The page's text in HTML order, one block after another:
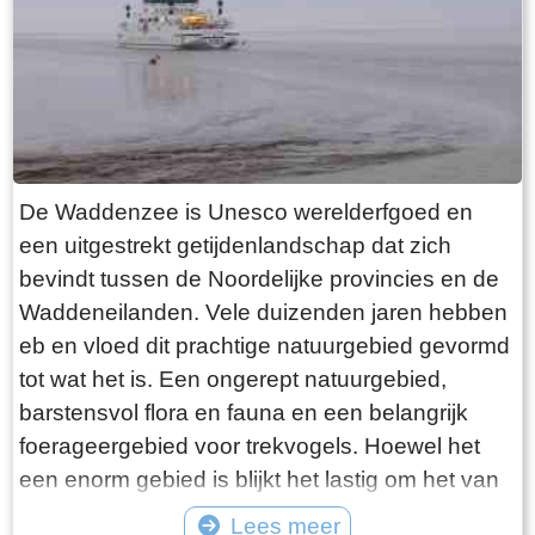
want deze is aan de binnenkant ook de moeite
waard. Er hangt een aantal historische houten
rouwborden aan de muur. In de huizen brandt
licht en de kachel. Aan de andere kant van de
terp loop je weer naar beneden, nu via voetpad
van gele klinkers. Als je daarna links aanhoudt
kom je gewoon weer uit waar je bent begonnen.
Het is moeilijk voor te stellen dat een dergelijk
terp ooit door mensenhanden is gemaakt.
Terpen hadden een belangrijke functie als
bescherming tegen overstromingen vanuit zee.
Na de aanleg van dijken werden ze, ontdaan
van hun nut, voor het grootste deel weer
afgegraven. De vruchtbare grond naar elders
verscheept. Hoe rigoureus deze vorm van
De Waddenzee is Unesco werelderfgoed en
een uitgestrekt getijdenlandschap dat zich
bevindt tussen de Noordelijke provincies en de
Waddeneilanden. Vele duizenden jaren hebben
eb en vloed dit prachtige natuurgebied gevormd
tot wat het is. Een ongerept natuurgebied,
barstensvol flora en fauna en een belangrijk
foerageergebied voor trekvogels. Hoewel het
een enorm gebied is blijkt het lastig om het van
dichtbij te zien en ervaren. Natuurlijk kun je in
Lees meer